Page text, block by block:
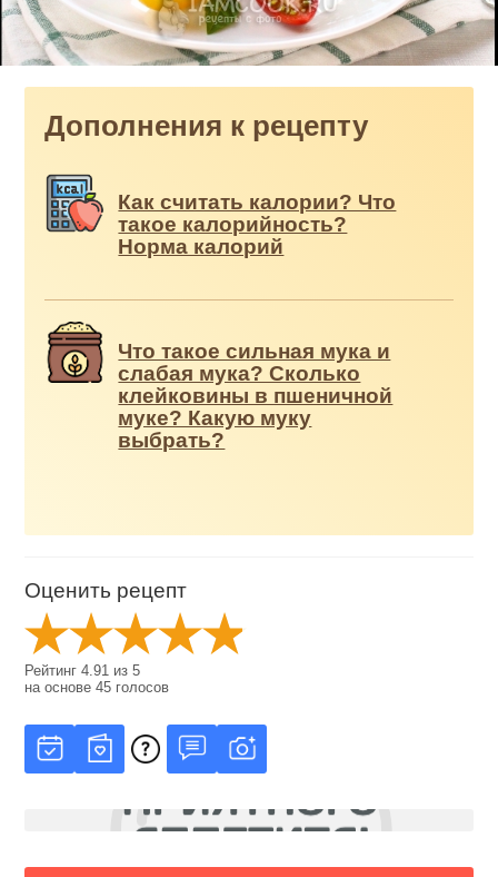
Дополнения к рецепту
Как считать калории? Что
такое калорийность?
Норма калорий
Что такое сильная мука и
слабая мука? Сколько
клейковины в пшеничной
муке? Какую муку
выбрать?
Оценить рецепт
Рейтинг4.91 из5
на основе45 голосов